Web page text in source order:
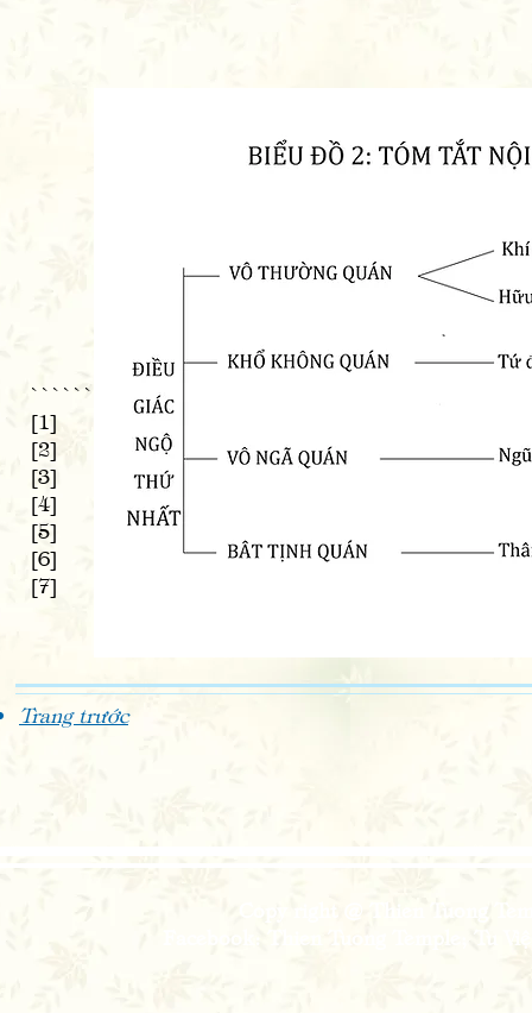
```````````````````````````````````````````````
[1]
[2]
[3]
[4]
[5]
[6]
[7]
Trang trước
Copy right @ Thien Tuong
Facebook: Thien Tuong Temple; Tu